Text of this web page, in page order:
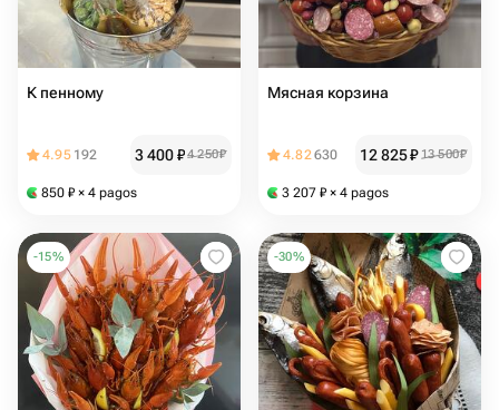
К пенному
4.95 192 3 400₽4 250₽
850 ₽ × 4 pagos
Мясная корзина
4.82630 12 825₽ 13 500₽
3 207 ₽ × 4 pagos
-15% -30%